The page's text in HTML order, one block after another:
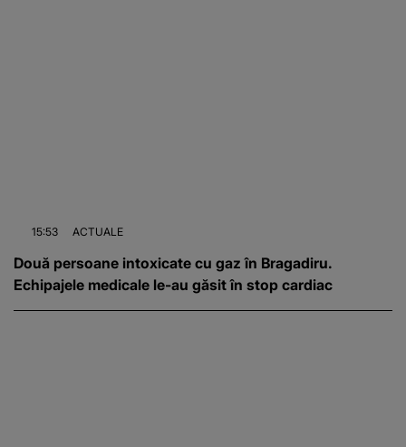
15:53 ACTUALE
Două persoane intoxicate cu gaz în Bragadiru.
Echipajele medicale le-au găsit în stop cardiac